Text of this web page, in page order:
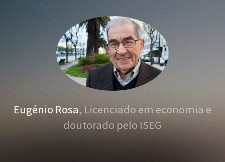
Eugénio Rosa, Licenciado em economia e
doutorado pelo ISEG